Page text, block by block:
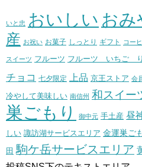
いと忠 おいしい おみ
産 お祝い お菓子 しっとり ギフト コー
スイーツ フルーツ フルーツ いちご
チョコ 七夕限定 上品 京王ストア 会
冷やして美味しい 南信州 和スイー
巣ごもり 御中元 手土産 昼
しい 諏訪湖サービスエリア 金運巣ご
田 駒ケ岳サービスエリア